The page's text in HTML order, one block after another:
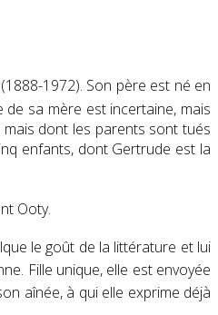
(1888-1972). Son père est né en
de sa mère est incertaine, mais
dont les parents sont tués
enfants, dont Gertrude est la
Ooty.
le goût de la littérature et lui
. Fille unique, elle est envoyée
aînée, à qui elle exprime déjà